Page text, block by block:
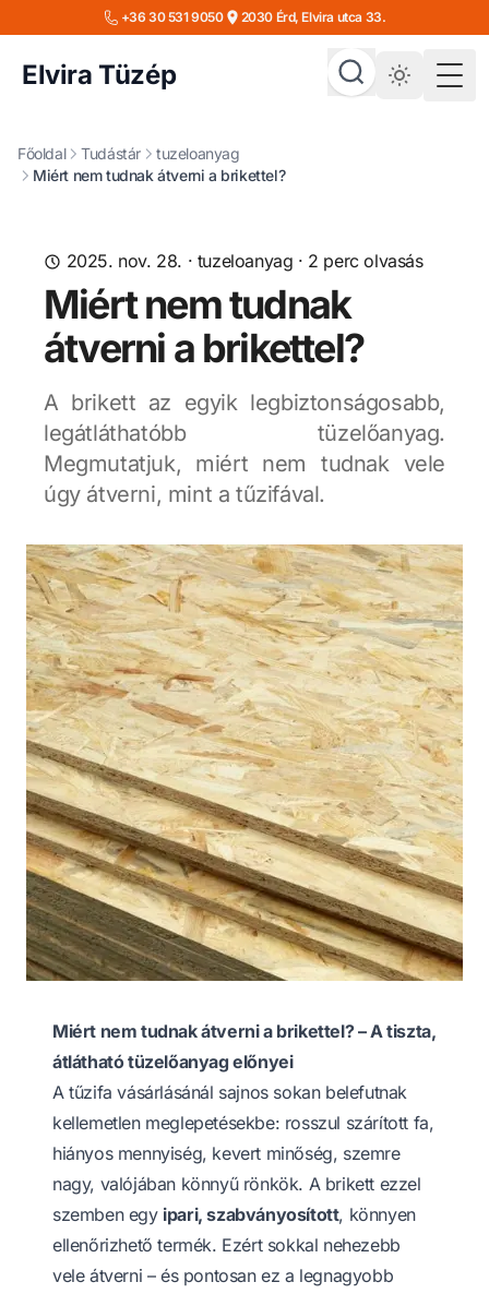
+36 30 531 9050 2030 Érd, Elvira utca 33.
Elvira Tüzép
Főoldal Tudástár
tuzeloanyag
Miért nem tudnak átverni a brikettel?
2025. nov. 28. · tuzeloanyag · 2 perc olvasás
Miért nem tudnak
átverni a brikettel?
A brikett az egyik legbiztonságosabb,
legátláthatóbb tüzelőanyag.
Megmutatjuk, miért nem tudnak vele
úgy átverni, mint a tűzifával.
Miért nem tudnak átverni a brikettel? – A tiszta,
átlátható tüzelőanyag előnyei
A tűzifa vásárlásánál sajnos sokan belefutnak
kellemetlen meglepetésekbe: rosszul szárított fa,
hiányos mennyiség, kevert minőség, szemre
nagy, valójában könnyű rönkök. A brikett ezzel
szemben egy ipari, szabványosított, könnyen
ellenőrizhető termék. Ezért sokkal nehezebb
vele átverni – és pontosan ez a legnagyobb